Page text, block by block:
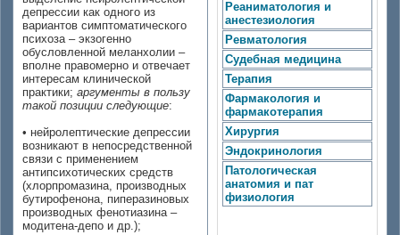
депрессии как одного из
вариантов симптоматического
психоза – экзогенно
обусловленной меланхолии –
вполне правомерно и отвечает
интересам клинической
практики; аргументы в пользу
такой позиции следующие:
• нейролептические депрессии
возникают в непосредственной
связи с применением
антипсихотических средств
(хлорпромазина, производных
бутирофенона, пиперазиновых
производных фенотиазина –
модитена-депо и др.);
Реаниматология и
анестезиология
Ревматология
Судебная медицина
Терапия
Фармакология и
фармакотерапия
Хирургия
Эндокринология
Патологическая
анатомия и пат
физиология